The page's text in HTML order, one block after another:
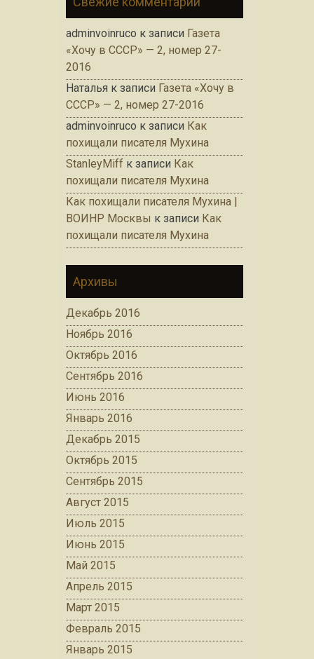
adminvoinruco к записи Газета
«Хочу в СССР» — 2, номер 27-
2016
Наталья к записи Газета «Хочу в
СССР» — 2, номер 27-2016
adminvoinruco к записи Как
похищали писателя Мухина
StanleyMiff к записи Как
похищали писателя Мухина
Как похищали писателя Мухина |
ВОИНР Москвы к записи Как
похищали писателя Мухина
Архивы
Декабрь 2016
Ноябрь 2016
Октябрь 2016
Сентябрь 2016
Июнь 2016
Январь 2016
Декабрь 2015
Октябрь 2015
Сентябрь 2015
Август 2015
Июль 2015
Июнь 2015
Май 2015
Апрель 2015
Март 2015
Февраль 2015
Январь 2015